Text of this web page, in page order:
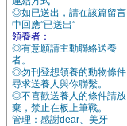
◎如已送出，請在該篇留言
中回應”已送出”
領養者：
◎有意願請主動聯絡送養
者。
◎勿刊登想領養的動物條件
尋求送養人與你聯繫。
◎不喜歡送養人的條件請放
棄，禁止在板上筆戰。
管理：感謝dear、美牙